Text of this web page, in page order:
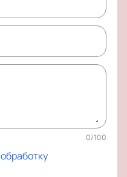
0/100
обработку